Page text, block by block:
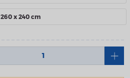
260 x 240 cm